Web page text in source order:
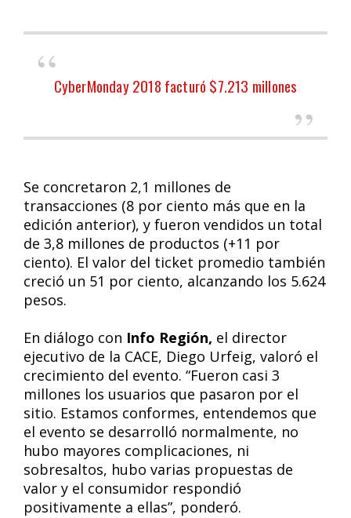
CyberMonday 2018 facturó $7.213 millones
Se concretaron 2,1 millones de
transacciones (8 por ciento más que en la
edición anterior), y fueron vendidos un total
de 3,8 millones de productos (+11 por
ciento). El valor del ticket promedio también
creció un 51 por ciento, alcanzando los 5.624
pesos.
En diálogo con Info Región, el director
ejecutivo de la CACE, Diego Urfeig, valoró el
crecimiento del evento. “Fueron casi 3
millones los usuarios que pasaron por el
sitio. Estamos conformes, entendemos que
el evento se desarrolló normalmente, no
hubo mayores complicaciones, ni
sobresaltos, hubo varias propuestas de
valor y el consumidor respondió
positivamente a ellas”, ponderó.